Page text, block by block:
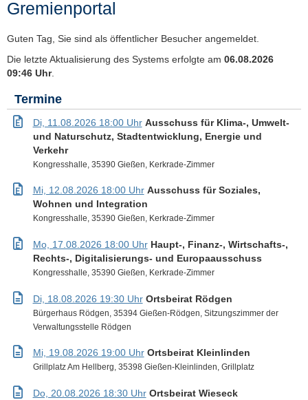
Gremienportal
Guten Tag, Sie sind als öffentlicher Besucher angemeldet.
Die letzte Aktualisierung des Systems erfolgte am 06.08.2026
09:46 Uhr.
Termine
Di, 11.08.2026 18:00 Uhr Ausschuss für Klima-, Umwelt-
und Naturschutz, Stadtentwicklung, Energie und
Verkehr
Kongresshalle, 35390 Gießen, Kerkrade-Zimmer
Mi, 12.08.2026 18:00 Uhr Ausschuss für Soziales,
Wohnen und Integration
Kongresshalle, 35390 Gießen, Kerkrade-Zimmer
Mo, 17.08.2026 18:00 Uhr Haupt-, Finanz-, Wirtschafts-,
Rechts-, Digitalisierungs- und Europaausschuss
Kongresshalle, 35390 Gießen, Kerkrade-Zimmer
Di, 18.08.2026 19:30 Uhr Ortsbeirat Rödgen
Bürgerhaus Rödgen, 35394 Gießen-Rödgen, Sitzungszimmer der
Verwaltungsstelle Rödgen
Mi, 19.08.2026 19:00 Uhr Ortsbeirat Kleinlinden
Grillplatz Am Hellberg, 35398 Gießen-Kleinlinden, Grillplatz
Do, 20.08.2026 18:30 Uhr Ortsbeirat Wieseck